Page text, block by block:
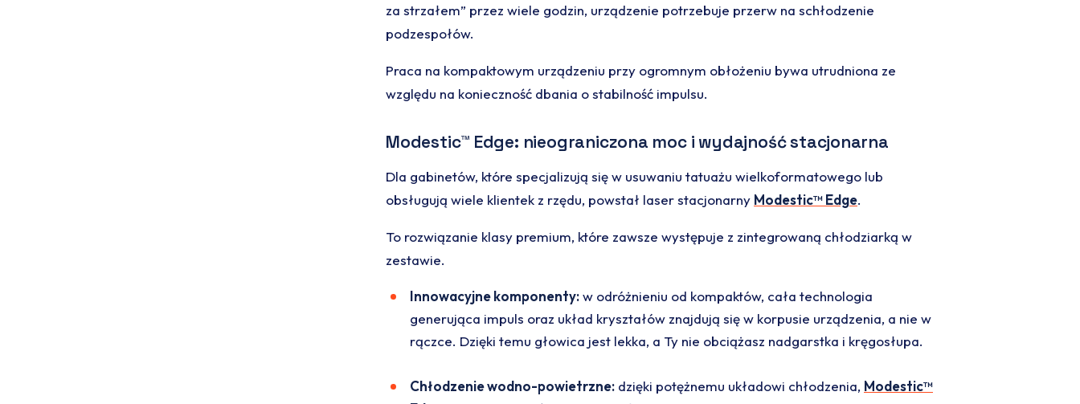
za strzałem” przez wiele godzin, urządzenie potrzebuje przerw na schłodzenie
podzespołów.
Praca na kompaktowym urządzeniu przy ogromnym obłożeniu bywa utrudniona ze
względu na konieczność dbania o stabilność impulsu.
Modestic™ Edge: nieograniczona moc i wydajność stacjonarna
Dla gabinetów, które specjalizują się w usuwaniu tatuażu wielkoformatowego lub
obsługują wiele klientek z rzędu, powstał laser stacjonarny Modestic™ Edge.
To rozwiązanie klasy premium, które zawsze występuje z zintegrowaną chłodziarką w
zestawie.
Innowacyjne komponenty:w odróżnieniu od kompaktów, cała technologia
generująca impuls oraz układ kryształów znajdują się w korpusie urządzenia, a nie w
rączce. Dzięki temu głowica jest lekka, a Ty nie obciążasz nadgarstka i kręgosłupa.
Chłodzenie wodno-powietrzne: dzięki potężnemu układowi chłodzenia, Modestic™